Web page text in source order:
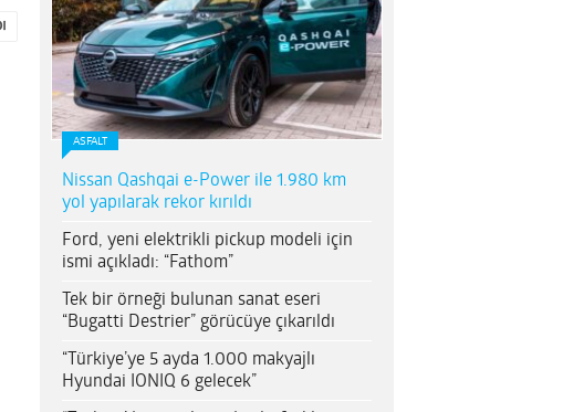
ASFALT
Nissan Qashqai e-Power ile 1.980 km
yol yapılarak rekor kırıldı
Ford, yeni elektrikli pickup modeli için
ismi açıkladı: “Fathom”
Tek bir örneği bulunan sanat eseri
“Bugatti Destrier” görücüye çıkarıldı
“Türkiye’ye 5 ayda 1.000 makyajlı
Hyundai IONIQ 6 gelecek”